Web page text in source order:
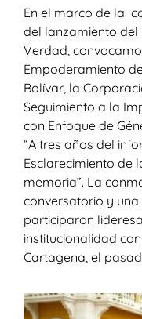
En el marco de la
del lanzamiento del
Verdad,
Empoderamiento
Bolívar, la
Seguimiento a la
con Enfoque de
“A tres años del
Esclarecimiento de
memoria”. La
conversatorio y
participaron
institucionalidad
Cartagena, el